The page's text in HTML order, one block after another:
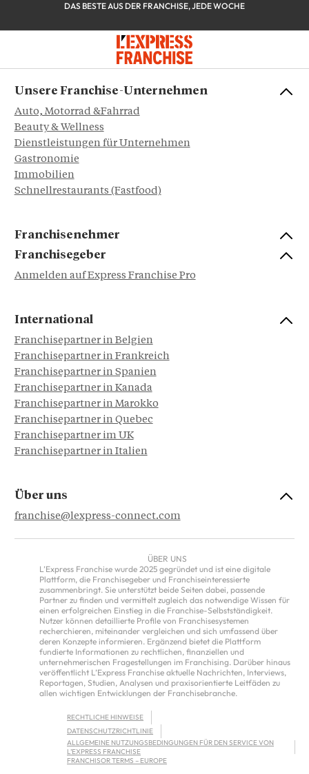
DAS BESTE AUS DER FRANCHISE, JEDE WOCHE
Unsere Franchise-Unternehmen
Auto, Motorrad &Fahrrad
Beauty & Wellness
Dienstleistungen für Unternehmen
Gastronomie
Immobilien
Schnellrestaurants (Fastfood)
Franchisenehmer
Franchisegeber
Anmelden auf Express Franchise Pro
International
Franchisepartner in Belgien
Franchisepartner in Frankreich
Franchisepartner in Spanien
Franchisepartner in Kanada
Franchisepartner in Marokko
Franchisepartner in Quebec
Franchisepartner im UK
Franchisepartner in Italien
Über uns
franchise@lexpress-connect.com
ÜBER UNS
L’Express Franchise wurde 2025 gegründet und ist eine digitale
Plattform, die Franchisegeber und Franchiseinteressierte
zusammenbringt. Sie unterstützt beide Seiten dabei, passende
Partner zu finden und vermittelt zugleich das notwendige Wissen für
einen erfolgreichen Einstieg in die Franchise-Selbstständigkeit.
Nutzer können detaillierte Profile von Franchisesystemen
recherchieren, miteinander vergleichen und sich umfassend über
deren Konzepte informieren. Ergänzend bietet die Plattform
fundierte Informationen zu rechtlichen, finanziellen und
unternehmerischen Fragestellungen im Franchising. Darüber hinaus
veröffentlicht L’Express Franchise aktuelle Nachrichten, Interviews,
Reportagen, Studien, Analysen und praxisorientierte Leitfäden zu
allen wichtigen Entwicklungen der Franchisebranche.
RECHTLICHE HINWEISE
DATENSCHUTZRICHTLINIE
ALLGEMEINE NUTZUNGSBEDINGUNGEN FÜR DEN SERVICE VON
L’EXPRESS FRANCHISE
FRANCHISOR TERMS – EUROPE